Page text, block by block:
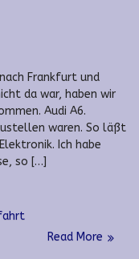
Frankfurt und
da war, haben wir
Audi A6.
waren. So läßt
Ich habe
so […]
Read More